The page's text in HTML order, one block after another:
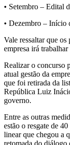
• Setembro – Edital
• Dezembro – Início
Vale ressaltar que os
empresa irá
Realizar o concurso
atual gestão da
que foi retirada da
República Luiz
governo.
Entre as outras
estão o resgate de
linear que chegou a
retomada do diálogo